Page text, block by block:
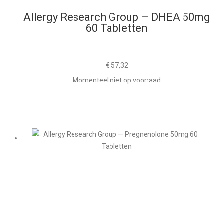
Allergy Research Group — DHEA 50mg
60 Tabletten
€ 57,32
Momenteel niet op voorraad